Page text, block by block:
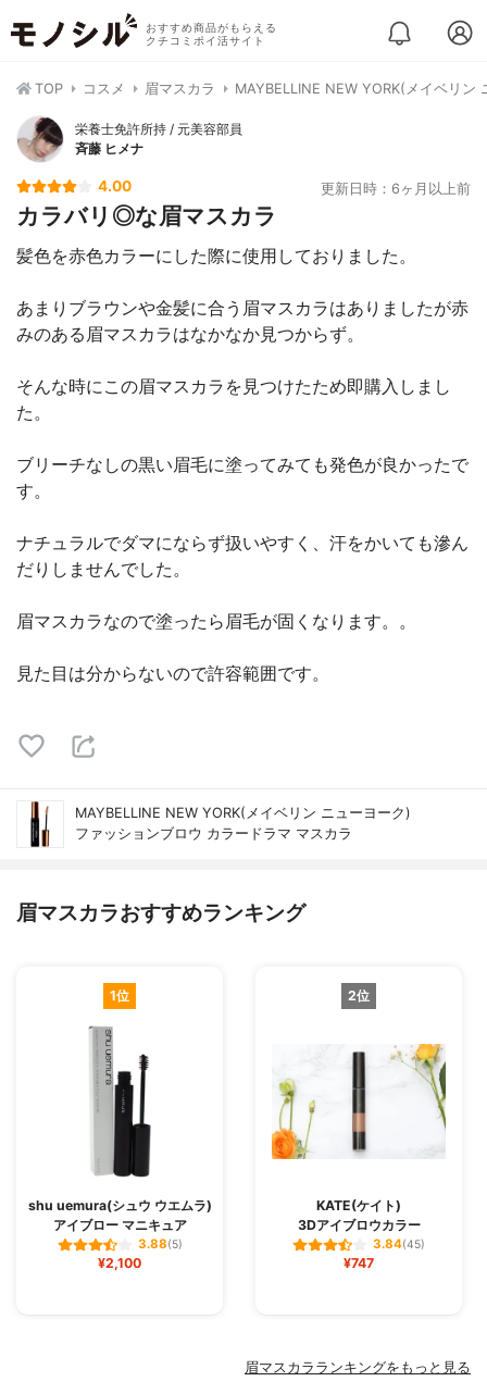
おすすめ商品がもらえる
クチコミポイ活サイト
TOP コスメ 眉マスカラ MAYBELLINE NEW YORK(メイベリ
栄養士免許所持 / 元美容部員
斉藤 ヒメナ
4.00 更新日時：6ヶ月以上前
カラバリ◎な眉マスカラ
髪色を赤色カラーにした際に使用しておりました。
あまりブラウンや金髪に合う眉マスカラはありましたが赤
みのある眉マスカラはなかなか見つからず。
そんな時にこの眉マスカラを見つけたため即購入しまし
た。
ブリーチなしの黒い眉毛に塗ってみても発色が良かったで
す。
ナチュラルでダマにならず扱いやすく、汗をかいても滲ん
だりしませんでした。
眉マスカラなので塗ったら眉毛が固くなります。。
見た目は分からないので許容範囲です。
MAYBELLINE NEW YORK(メイベリン ニューヨーク)
ファッションブロウ カラードラマ マスカラ
眉マスカラおすすめランキング
1位
shu uemura(シュウ ウエムラ)
アイブロー マニキュア
3.88(5)
¥2,100
2位
KATE(ケイト)
3Dアイブロウカラー
3.84(45)
¥747
眉マスカラランキングをもっと見る